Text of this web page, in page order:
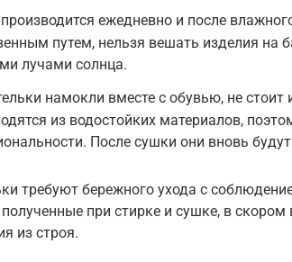
ежедневно и после
путем, нельзя вешать изделия на
лучами солнца.
намокли вместе с обувью, не
из водостойких материалов,
После сушки они вновь
требуют бережного ухода с
при стирке и сушке, в
из строя.